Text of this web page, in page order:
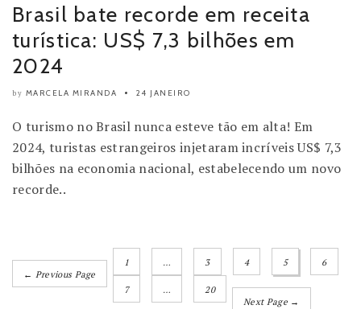
Brasil bate recorde em receita
turística: US$ 7,3 bilhões em
2024
by MARCELA MIRANDA 24 JANEIRO
O turismo no Brasil nunca esteve tão em alta! Em
2024, turistas estrangeiros injetaram incríveis US$ 7,3
bilhões na economia nacional, estabelecendo um novo
recorde..
← Previous Page
1 … 3 4 5 6
7 …
20
Next Page →